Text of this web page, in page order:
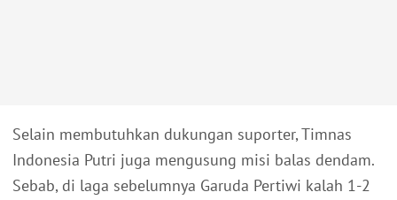
Selain membutuhkan dukungan suporter, Timnas
Indonesia Putri juga mengusung misi balas dendam.
Sebab, di laga sebelumnya Garuda Pertiwi kalah 1-2